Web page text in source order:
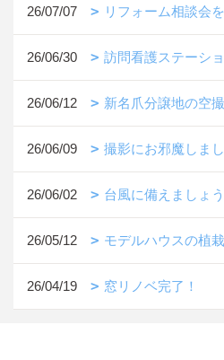
26/07/07 リフォーム相談会
26/06/30 訪問看護ステーシ
26/06/12 新名爪分譲地の空
26/06/09 撮影にお邪魔しま
26/06/02 台風に備えましょう
26/05/12 モデルハウスの植
26/04/19 窓リノベ完了！